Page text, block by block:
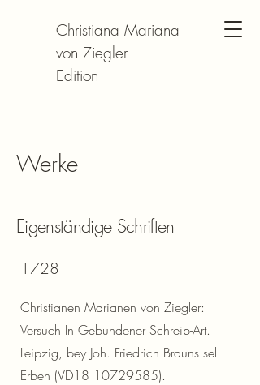
Christiana Mariana
von Ziegler -
Edition
Werke
1728
Christianen Marianen von Ziegler:
Versuch In Gebundener Schreib-Art.
Leipzig, bey Joh. Friedrich Brauns sel.
Erben (VD18 10729585).
Eigenständige Schriften